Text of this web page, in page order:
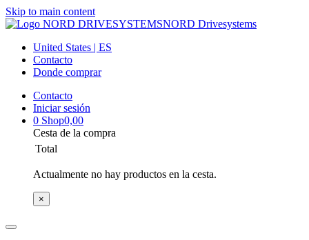
Skip to main content
NORD Drivesystems
United States | ES
Contacto
Donde comprar
Contacto
Iniciar sesión
0 Shop0,00
Cesta de la compra
Total
Actualmente no hay productos en la cesta.
×